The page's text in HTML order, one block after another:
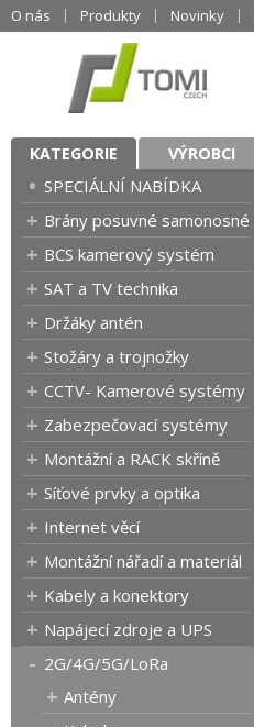
O nás Produkty Novinky
KATEGORIE VÝROBCI
SPECIÁLNÍ NABÍDKA
Brány posuvné samonosné
BCS kamerový systém
SAT a TV technika
Držáky antén
Stožáry a trojnožky
CCTV- Kamerové systémy
Zabezpečovací systémy
Montážní a RACK skříně
Síťové prvky a optika
Internet věcí
Montážní nářadí a materiál
Kabely a konektory
Napájecí zdroje a UPS
2G/4G/5G/LoRa
Antény